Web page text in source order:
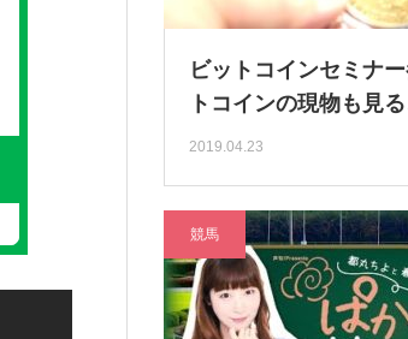
ビットコインセミナ
トコインの現物も見
2019.04.23
競馬